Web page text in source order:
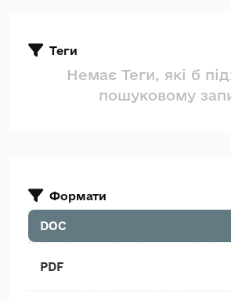
Теги
Немає Теги, які б
пошуковому
Формати
DOC
PDF